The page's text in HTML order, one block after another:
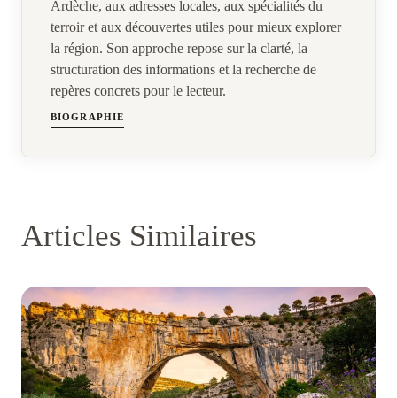
Ardèche, aux adresses locales, aux spécialités du
terroir et aux découvertes utiles pour mieux explorer
la région. Son approche repose sur la clarté, la
structuration des informations et la recherche de
repères concrets pour le lecteur.
BIOGRAPHIE
Articles Similaires